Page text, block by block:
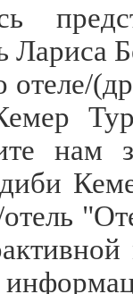
Лариса
нам
отель